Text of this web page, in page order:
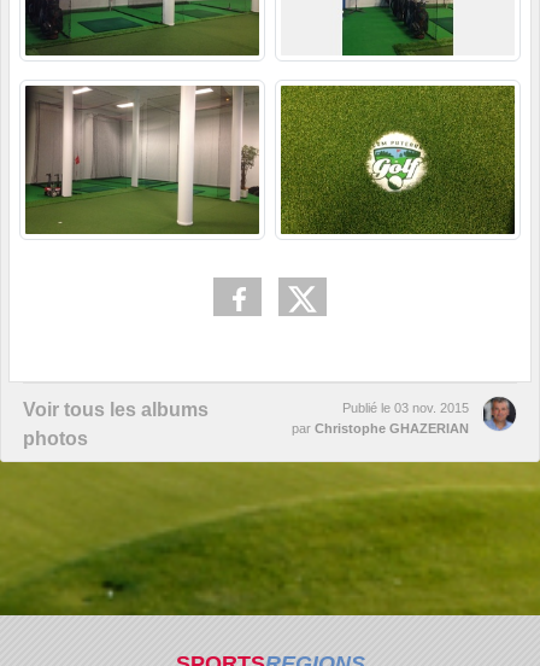
Voir tous les albums
photos
Publié le 03 nov. 2015
par Christophe GHAZERIAN